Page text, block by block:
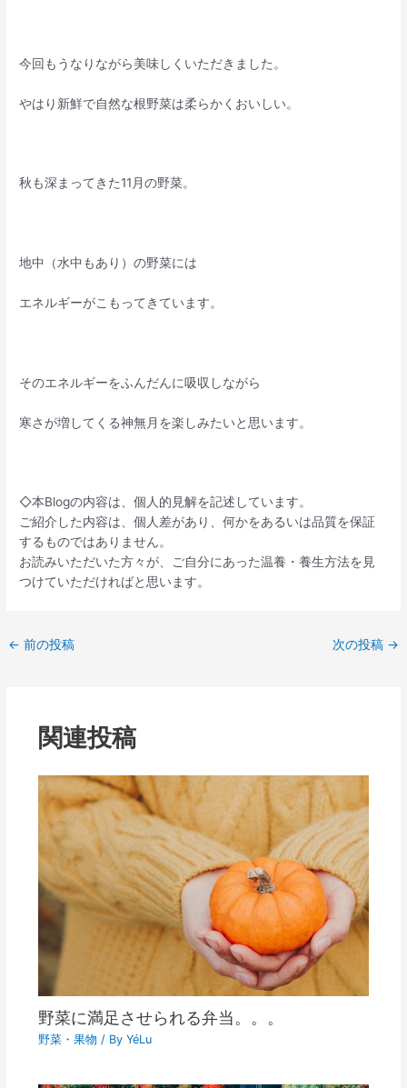
今回もうなりながら美味しくいただきました。
やはり新鮮で自然な根野菜は柔らかくおいしい。
秋も深まってきた11月の野菜。
地中（水中もあり）の野菜には
エネルギーがこもってきています。
そのエネルギーをふんだんに吸収しながら
寒さが増してくる神無月を楽しみたいと思います。
◇本Blogの内容は、個人的見解を記述しています。
ご紹介した内容は、個人差があり、何かをあるいは品質を保証
するものではありません。
お読みいただいた方々が、ご自分にあった温養・養生方法を見
つけていただければと思います。
← 前の投稿 次の投稿 →
関連投稿
野菜に満足させられる弁当。。。
野菜・果物 / By YéLu